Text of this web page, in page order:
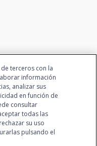
terceros con la
información
analizar sus
en función de
consultar
todas las
su uso
pulsando el